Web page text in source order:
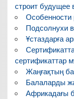
строит будущее
Особенности
Подсолнухи
Ұстаздарға
сертификаттар
Жаңғақтың
Балаларды
Африкадағы